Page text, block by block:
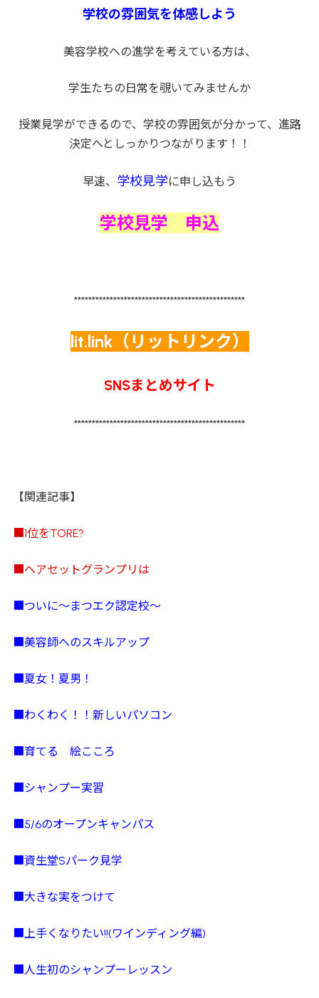
学校の雰囲気を体感しよう
美容学校への進学を考えている方は、
学生たちの日常を覗いてみませんか
授業見学ができるので、学校の雰囲気が分かって、進路
決定へとしっかりつながります！！
早速、 学校見学に申し込もう
学校見学 申込
************************************************
lit.link（リットリンク）
SNSまとめサイト
************************************************
【関連記事】
■1位をTORE?
■ヘアセットグランプリは
■ついに～まつエク認定校～
■美容師へのスキルアップ
■夏女！夏男！
■わくわく！！新しいパソコン
■育てる 絵こころ
■シャンプー実習
■5/6のオープンキャンパス
■資生堂Sパーク見学
■大きな実をつけて
■上手くなりたい!!(ワインディング編)
■人生初のシャンプーレッスン